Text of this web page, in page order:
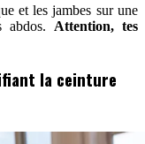
et les jambes sur une
abdos. Attention, tes
la ceinture